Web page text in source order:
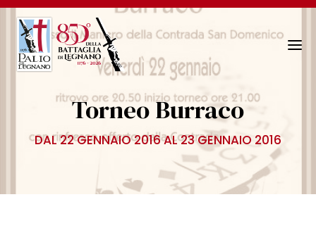
N
o
Torneo Burraco
DAL 22 GENNAIO 2016 AL 23 GENNAIO 2016